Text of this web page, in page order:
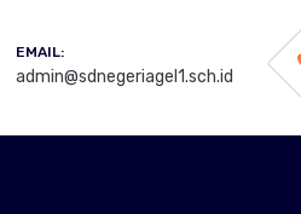
EMAIL:
admin@sdnegeriagel1.sch.id